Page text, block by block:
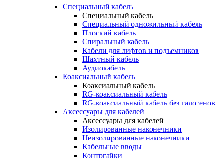
Специальный кабель
Специальный кабель
Специальный одножильный кабель
Плоский кабель
Спиральный кабель
Кабели для лифтов и подъемников
Шахтный кабель
Аудиокабель
Коаксиальный кабель
Коаксиальный кабель
RG-коаксиальный кабель
RG-коаксиальный кабель без галогенов
Аксессуары для кабелей
Аксессуары для кабелей
Изолированные наконечники
Неизолированные наконечники
Кабельные вводы
Контргайки